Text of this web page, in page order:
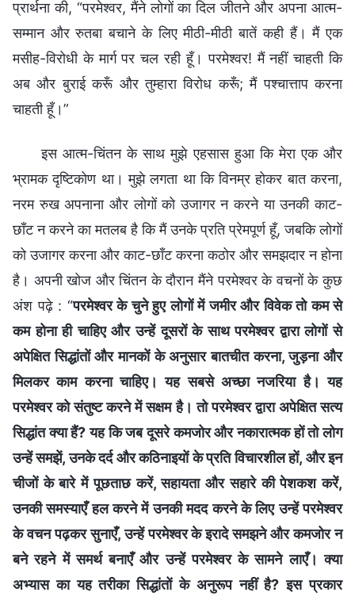
प्रार्थना की, “परमेश्वर, मैंने लोगों का दिल जीतने और अपना आत्म-
सम्मान और रुतबा बचाने के लिए मीठी-मीठी बातें कही हैं। मैं एक
मसीह-विरोधी के मार्ग पर चल रही हूँ। परमेश्वर! मैं नहीं चाहती कि
अब और बुराई करूँ और तुम्हारा विरोध करूँ; मैं पश्चात्ताप करना
चाहती हूँ।”
इस आत्म-चिंतन के साथ मुझे एहसास हुआ कि मेरा एक और
भ्रामक दृष्टिकोण था। मुझे लगता था कि विनम्र होकर बात करना,
नरम रुख अपनाना और लोगों को उजागर न करने या उनकी काट-
छाँट न करने का मतलब है कि मैं उनके प्रति प्रेमपूर्ण हूँ, जबकि लोगों
को उजागर करना और काट-छाँट करना कठोर और समझदार न होना
है। अपनी खोज और चिंतन के दौरान मैंने परमेश्वर के वचनों के कुछ
अंश पढ़े : “परमेश्वर के चुने हुए लोगों में जमीर और विवेक तो कम से
कम होना ही चाहिए और उन्हें दूसरों के साथ परमेश्वर द्वारा लोगों से
अपेक्षित सिद्धांतों और मानकों के अनुसार बातचीत करना, जुड़ना और
मिलकर काम करना चाहिए। यह सबसे अच्छा नजरिया है। यह
परमेश्वर को संतुष्ट करने में सक्षम है। तो परमेश्वर द्वारा अपेक्षित सत्य
सिद्धांत क्या हैं? यह कि जब दूसरे कमजोर और नकारात्मक हों तो लोग
उन्हें समझें, उनके दर्द और कठिनाइयों के प्रति विचारशील हों, और इन
चीजों के बारे में पूछताछ करें, सहायता और सहारे की पेशकश करें,
उनकी समस्याएँ हल करने में उनकी मदद करने के लिए उन्हें परमेश्वर
के वचन पढ़कर सुनाएँ, उन्हें परमेश्वर के इरादे समझने और कमजोर न
बने रहने में समर्थ बनाएँ और उन्हें परमेश्वर के सामने लाएँ। क्या
अभ्यास का यह तरीका सिद्धांतों के अनुरूप नहीं है? इस प्रकार